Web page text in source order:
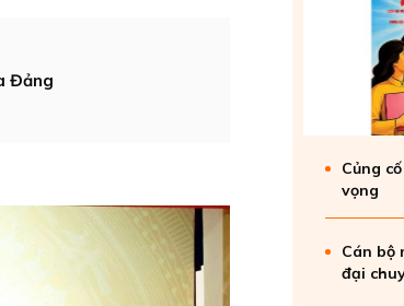
Đảng
Củng
vọng
Cán bộ
đại